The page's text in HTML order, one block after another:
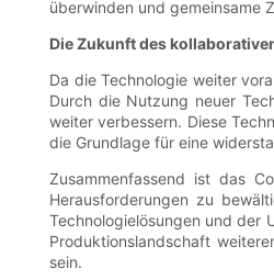
überwinden und gemeinsame
Die Zukunft des
Da die Technologie weiter
Durch die Nutzung neuer
weiter verbessern. Diese
die Grundlage für eine
Zusammenfassend ist das
Herausforderungen zu
Technologielösungen und der
Produktionslandschaft
sein.